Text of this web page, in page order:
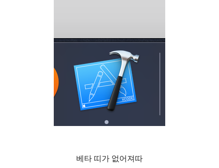
베타 띠가 없어져따